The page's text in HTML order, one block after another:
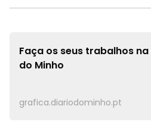
Faça os seus trabalhos na
do Minho
grafica.diariodominho.pt